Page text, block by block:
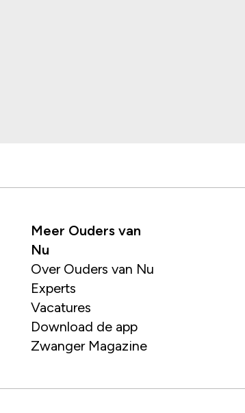
Meer Ouders van
Nu
Over Ouders van Nu
Experts
Vacatures
Download de app
Zwanger Magazine